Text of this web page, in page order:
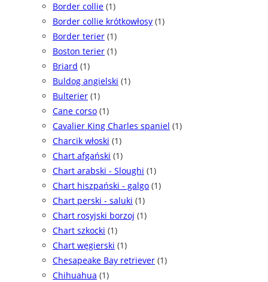
Border collie (1)
Border collie krótkowłosy (1)
Border terier (1)
Boston terier (1)
Briard (1)
Buldog angielski (1)
Bulterier (1)
Cane corso (1)
Cavalier King Charles spaniel (1)
Charcik włoski (1)
Chart afgański (1)
Chart arabski - Sloughi (1)
Chart hiszpański - galgo (1)
Chart perski - saluki (1)
Chart rosyjski borzoj (1)
Chart szkocki (1)
Chart węgierski (1)
Chesapeake Bay retriever (1)
Chihuahua (1)